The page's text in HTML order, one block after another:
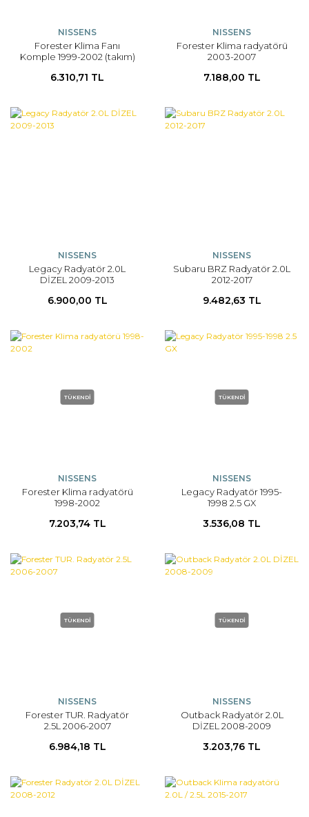
NISSENS
Forester Klima Fanı
Komple 1999-2002 (takım)
6.310,71 TL
NISSENS
Forester Klima radyatörü
2003-2007
7.188,00 TL
NISSENS
Legacy Radyatör 2.0L
DİZEL 2009-2013
6.900,00 TL
NISSENS
Subaru BRZ Radyatör 2.0L
2012-2017
9.482,63 TL
TÜKENDİ
NISSENS
Forester Klima radyatörü
1998-2002
7.203,74 TL
TÜKENDİ
NISSENS
Legacy Radyatör 1995-
1998 2.5 GX
3.536,08 TL
TÜKENDİ
NISSENS
Forester TUR. Radyatör
2.5L 2006-2007
6.984,18 TL
TÜKENDİ
NISSENS
Outback Radyatör 2.0L
DİZEL 2008-2009
3.203,76 TL